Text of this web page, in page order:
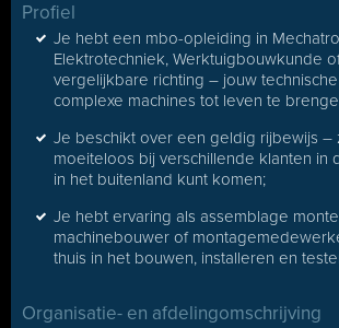
Profiel
Je hebt een mbo-opleiding in
Elektrotechniek, Werktuigbouwkunde
vergelijkbare richting – jouw
complexe machines tot leven te
Je beschikt over een geldig rijbewijs –
moeiteloos bij verschillende klanten in
in het buitenland kunt komen;
Je hebt ervaring als assemblage
machinebouwer of
thuis in het bouwen, installeren en
Organisatie- en afdelingomschrijving